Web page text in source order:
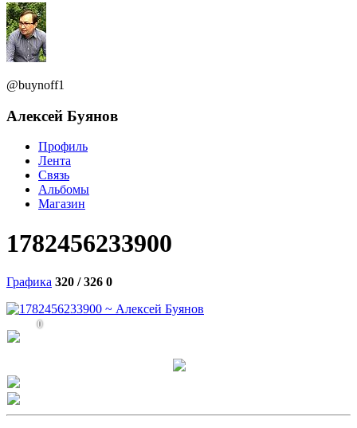
@buynoff1
Алексей Буянов
Профиль
Лента
Связь
Альбомы
Магазин
1782456233900
Графика 320 / 326 0
0